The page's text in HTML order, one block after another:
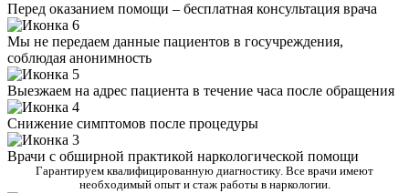
Перед оказанием помощи – бесплатная консультация врача
Мы не передаем данные пациентов в госучреждения,
соблюдая анонимность
Выезжаем на адрес пациента в течение часа после обращения
Снижение симптомов после процедуры
Врачи с обширной практикой наркологической помощи
Гарантируем квалифицированную диагностику. Все врачи имеют
необходимый опыт и стаж работы в наркологии.